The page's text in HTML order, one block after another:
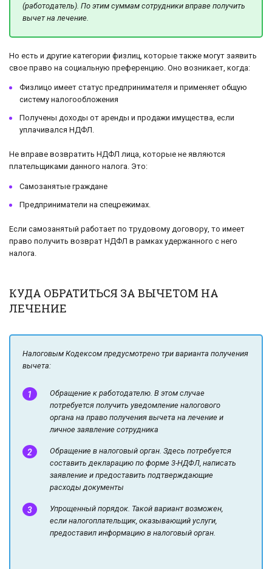
(работодатель). По этим суммам сотрудники вправе получить
вычет на лечение.
Но есть и другие категории физлиц, которые также могут заявить
свое право на социальную преференцию. Оно возникает, когда:
Физлицо имеет статус предпринимателя и применяет общую
систему налогообложения
Получены доходы от аренды и продажи имущества, если
уплачивался НДФЛ.
Не вправе возвратить НДФЛ лица, которые не являются
плательщиками данного налога. Это:
Самозанятые граждане
Предприниматели на спецрежимах.
Если самозанятый работает по трудовому договору, то имеет
право получить возврат НДФЛ в рамках удержанного с него
налога.
КУДА ОБРАТИТЬСЯ ЗА ВЫЧЕТОМ НА
ЛЕЧЕНИЕ
Налоговым Кодексом предусмотрено три варианта получения
вычета:
Обращение к работодателю. В этом случае
потребуется получить уведомление налогового
органа на право получения вычета на лечение и
личное заявление сотрудника
Обращение в налоговый орган. Здесь потребуется
составить декларацию по форме 3-НДФЛ, написать
заявление и предоставить подтверждающие
расходы документы
Упрощенный порядок. Такой вариант возможен,
если налогоплательщик, оказывающий услуги,
предоставил информацию в налоговый орган.